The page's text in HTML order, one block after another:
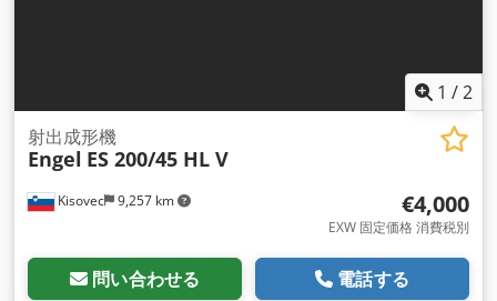
1 /2
Kisovec 9,257 km
射出成形機
Engel ES 200/45 HL V
€4,000
EXW 固定価格 消費税別
問い合わせる 電話する